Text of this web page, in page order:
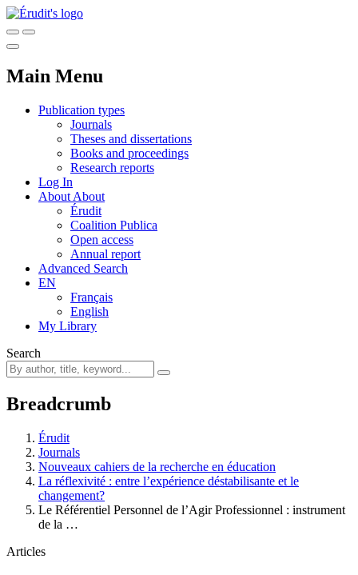
Main Menu
Publication types
Journals
Theses and dissertations
Books and proceedings
Research reports
Log In
About About
Érudit
Coalition Publica
Open access
Annual report
Advanced Search
EN
Français
English
My Library
Search
Breadcrumb
Érudit
Journals
Nouveaux cahiers de la recherche en éducation
La réflexivité : entre l’expérience déstabilisante et le
changement?
Le Référentiel Personnel de l’Agir Professionnel : instrument
de la …
Articles